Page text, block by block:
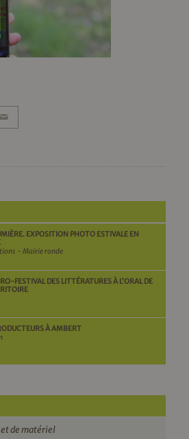
EXPOSITION PHOTO ESTIVALE EN
- Mairie ronde
FESTIVAL DES LITTÉRATURES À L’ORAL DE
À AMBERT
de matériel